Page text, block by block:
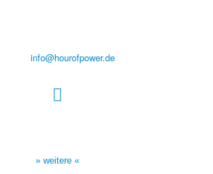
info@hourofpower.de
» weitere «